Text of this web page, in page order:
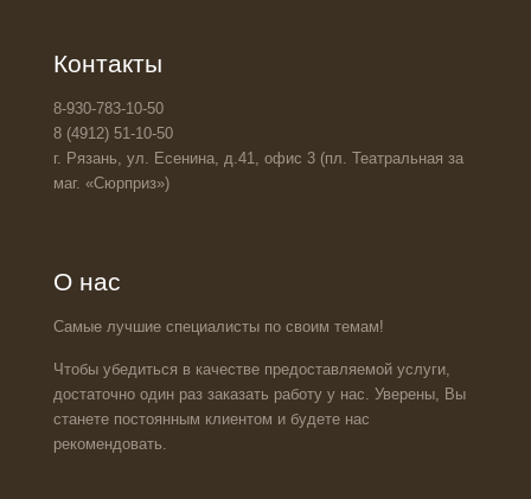
Контакты
8-930-783-10-50
8 (4912) 51-10-50
г. Рязань, ул. Есенина, д.41, офис 3 (пл. Театральная за
маг. «Сюрприз»)
О нас
Самые лучшие специалисты по своим темам!
Чтобы убедиться в качестве предоставляемой услуги,
достаточно один раз заказать работу у нас. Уверены, Вы
станете постоянным клиентом и будете нас
рекомендовать.